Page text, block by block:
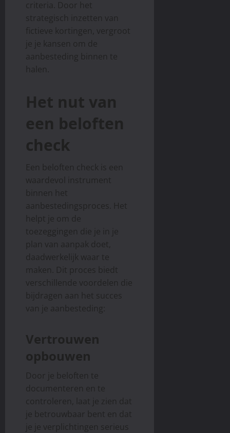
criteria. Door het
strategisch inzetten van
fictieve kortingen, vergroot
je je kansen om de
aanbesteding binnen te
halen.
Het nut van
een beloften
check
Een beloften check is een
waardevol instrument
binnen het
aanbestedingsproces. Het
helpt je om de
toezeggingen die je in je
plan van aanpak doet,
daadwerkelijk waar te
maken. Dit proces biedt
verschillende voordelen die
bijdragen aan het succes
van je aanbesteding:
Vertrouwen
opbouwen
Door je beloften te
documenteren en te
controleren, laat je zien dat
je betrouwbaar bent en dat
je je verplichtingen serieus